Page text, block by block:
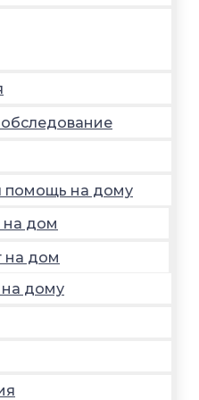
помощь на дому
на дом
на дом
дому